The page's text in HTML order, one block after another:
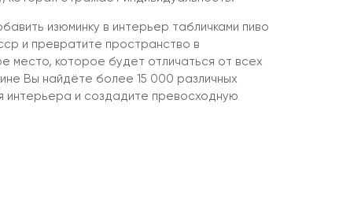
изюминку в интерьер табличками пиво
и превратите пространство в
место, которое будет отличаться от всех
Вы найдёте более 15 000 различных
интерьера и создадите превосходную